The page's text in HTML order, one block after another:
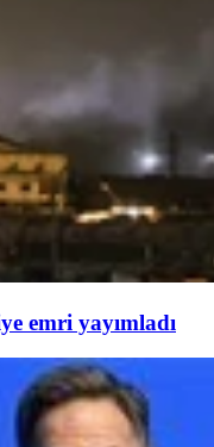
emri yayımladı